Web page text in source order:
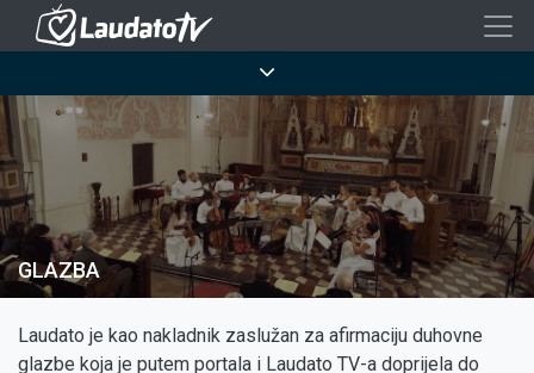
Skoči
sadržaj
GLAZBA
Laudato je kao nakladnik zaslužan za afirmaciju duhovne
glazbe koja je putem portala i Laudato TV-a doprijela do